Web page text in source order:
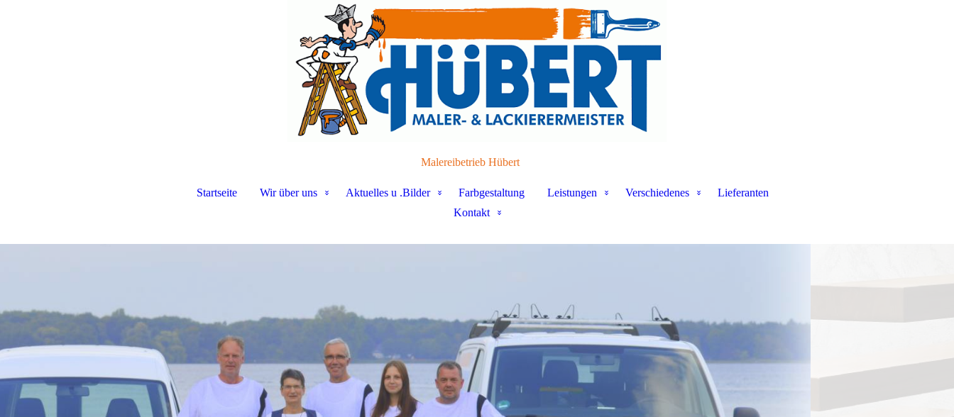
Malereibetrieb Hübert
Startseite Wir über uns Aktuelles u .Bilder Farbgestaltung Leistungen Verschiedenes
Lieferanten
Kontakt